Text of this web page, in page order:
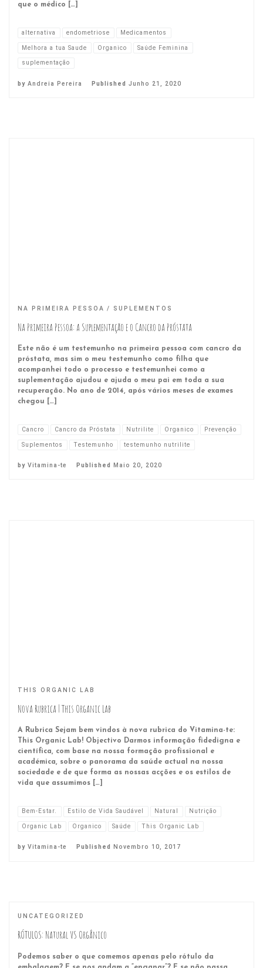
que o médico […]
alternativa endometriose
Medicamentos
Melhora a tua Saude
Organico
Saúde Feminina
suplementação
by Andreia Pereira Published Junho 21, 2020
NA PRIMEIRA PESSOA SUPLEMENTOS
Na Primeira Pessoa: a Suplementação e o Cancro da Próstata
Este não é um testemunho na primeira pessoa com cancro da
próstata, mas sim o meu testemunho como filha que
acompanhei todo o processo e testemunhei como a
suplementação ajudou e ajuda o meu pai em toda a sua
recuperação. No ano de 2014, após vários meses de exames
chegou […]
Cancro Cancro da Próstata Nutrilite Organico
Prevenção
Suplementos
Testemunho testemunho nutrilite
by Vitamina-te Published Maio 20, 2020
THIS ORGANIC LAB
Nova Rubrica | This Organic Lab
A Rubrica Sejam bem vindos à nova rubrica do Vitamina-te:
This Organic Lab! Objectivo Darmos informação fidedigna e
científica, com base na nossa formação profissional e
académica, sobre o panorama da saúde actual na nossa
sociedade e de que forma as nossas acções e os estilos de
vida que assumimos […]
Bem-Estar. Estilo de Vida Saudável Natural
Nutrição
Organic Lab
Organico Saúde This Organic Lab
by Vitamina-te Published Novembro 10, 2017
UNCATEGORIZED
RÓTULOS: Natural VS Orgânico
Podemos saber o que comemos apenas pelo rótulo da